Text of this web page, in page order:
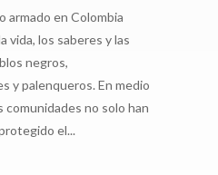
armado en Colombia
vida, los saberes y las
negros,
y palenqueros. En medio
comunidades no solo han
el...